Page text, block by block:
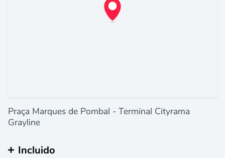
Praça Marques de Pombal - Terminal Cityrama
Grayline
Incluido